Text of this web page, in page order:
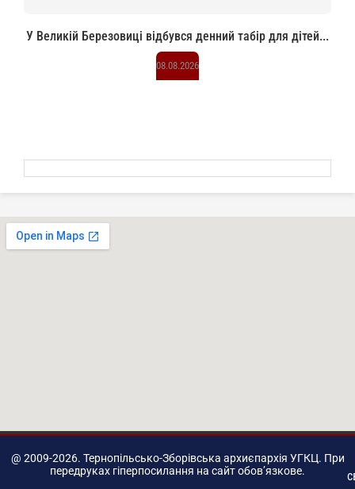
У Великій Березовиці відбувся денний табір для дітей...
08.08.2026
@ 2009-2026. Тернопільсько-Зборівська архиєпархія УГКЦ. При
передруках гіперпосилання на сайт обов’язкове.